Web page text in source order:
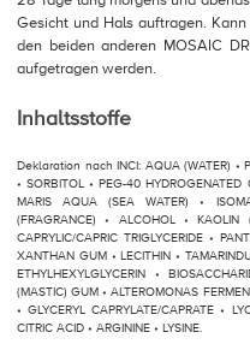
Gesicht und Hals auftragen.
den beiden anderen MOSAIC
aufgetragen werden.
Inhaltsstoffe
Deklaration nach INCI: AQUA (WATER) •
• SORBITOL • PEG-40
MARIS AQUA (SEA WATER) •
(FRAGRANCE) • ALCOHOL •
CAPRYLIC/CAPRIC TRIGLYCERIDE •
XANTHAN GUM • LECITHIN •
ETHYLHEXYLGLYCERIN •
(MASTIC) GUM • ALTEROMONAS
• GLYCERYL CAPRYLATE/CAPRATE •
CITRIC ACID • ARGININE • LYSINE.​